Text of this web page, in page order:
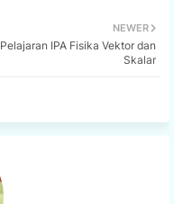
ats
NEWER
Pelajaran IPA Fisika Vektor dan
Skalar